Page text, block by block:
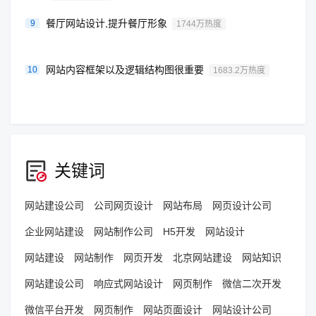
9 餐厅网站设计,提升餐厅形象 1744万热度
10 网站内容框架以及逻辑结构图很重要 1683.2万热度
关键词
网站建设公司 公司网页设计 网站布局 网页设计公司
企业网站建设 网站制作公司 H5开发 网站设计
网站建设 网站制作 网页开发 北京网站建设 网站知识
网站建设公司 响应式网站设计 网页制作 微信二次开发
微信平台开发 网页制作 网站页面设计 网站设计公司